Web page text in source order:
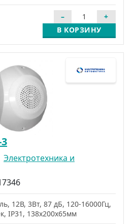
В КОРЗИНУ
Электротехника и
12В, 3Вт, 87 дБ, 120-16000Гц,
IP31, 138х200х65мм